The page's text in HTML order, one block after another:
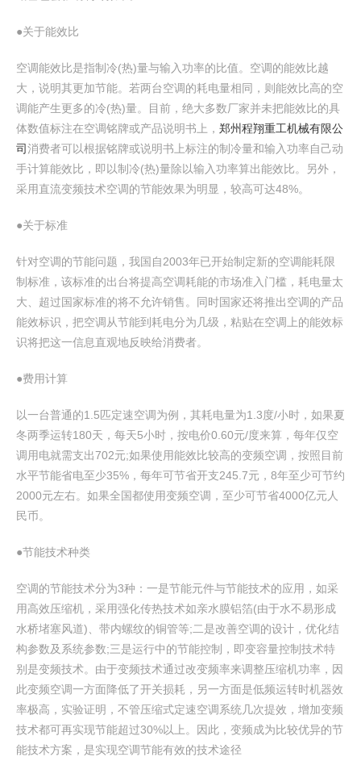
●关于能效比
空调能效比是指制冷(热)量与输入功率的比值。空调的能效比越
大，说明其更加节能。若两台空调的耗电量相同，则能效比高的空
调能产生更多的冷(热)量。目前，绝大多数厂家并未把能效比的具
体数值标注在空调铭牌或产品说明书上， 郑州程翔重工机械有限公
司消费者可以根据铭牌或说明书上标注的制冷量和输入功率自己动
手计算能效比，即以制冷(热)量除以输入功率算出能效比。另外，
采用直流变频技术空调的节能效果为明显，较高可达48%。
●关于标准
针对空调的节能问题，我国自2003年已开始制定新的空调能耗限
制标准，该标准的出台将提高空调耗能的市场准入门槛，耗电量太
大、超过国家标准的将不允许销售。同时国家还将推出空调的产品
能效标识，把空调从节能到耗电分为几级，粘贴在空调上的能效标
识将把这一信息直观地反映给消费者。
●费用计算
以一台普通的1.5匹定速空调为例，其耗电量为1.3度/小时，如果夏
冬两季运转180天，每天5小时，按电价0.60元/度来算，每年仅空
调用电就需支出702元;如果使用能效比较高的变频空调，按照目前
水平节能省电至少35%，每年可节省开支245.7元，8年至少可节约
2000元左右。如果全国都使用变频空调，至少可节省4000亿元人
民币。
●节能技术种类
空调的节能技术分为3种：一是节能元件与节能技术的应用，如采
用高效压缩机，采用强化传热技术如亲水膜铝箔(由于水不易形成
水桥堵塞风道)、带内螺纹的铜管等;二是改善空调的设计，优化结
构参数及系统参数;三是运行中的节能控制，即变容量控制技术特
别是变频技术。由于变频技术通过改变频率来调整压缩机功率，因
此变频空调一方面降低了开关损耗，另一方面是低频运转时机器效
率极高，实验证明，不管压缩式定速空调系统几次提效，增加变频
技术都可再实现节能超过30%以上。因此，变频成为比较优异的节
能技术方案，是实现空调节能有效的技术途径